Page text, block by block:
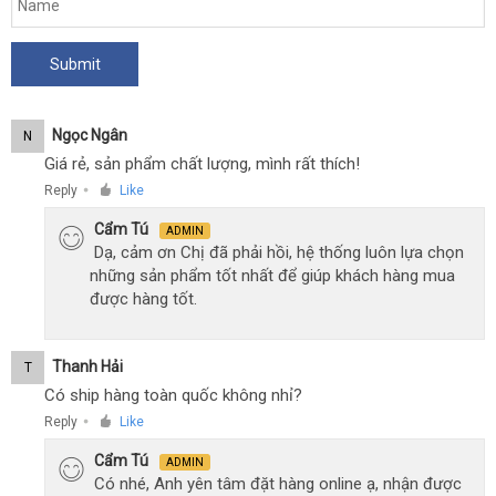
đeo
dương
khiển
từ
Jiuuy
N Ngọc Ngân
Giá rẻ, sản phẩm chất lượng, mình rất thích!
Reply ● Like
Cẩm Tú ADMIN
Dạ, cảm ơn Chị đã phải hồi, hệ thống luôn lựa chọn
những sản phẩm tốt nhất để giúp khách hàng mua
được hàng tốt.
T Thanh Hải
Có ship hàng toàn quốc không nhỉ?
Reply ● Like
Cẩm Tú ADMIN
Có nhé, Anh yên tâm đặt hàng online ạ, nhận được